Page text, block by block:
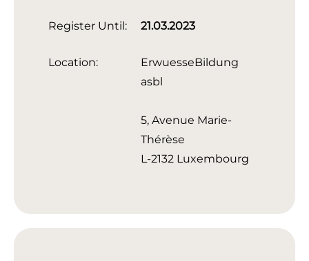
Register Until: 21.03.2023
Location:
ErwuesseBildung
asbl
5, Avenue Marie-
Thérèse
L-2132 Luxembourg